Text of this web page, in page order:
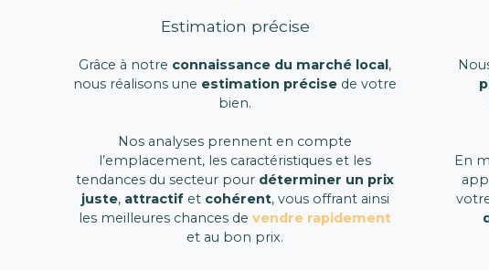
Estimation précise
Grâce à notre connaissance du marché local,
nous réalisons une estimation précise de votre
bien.
Nos analyses prennent en compte
l’emplacement, les caractéristiques et les
tendances du secteur pour déterminer un prix
juste, attractifet cohérent, vous offrant ainsi
les meilleures chances de vendre rapidement
et au bon prix.
En